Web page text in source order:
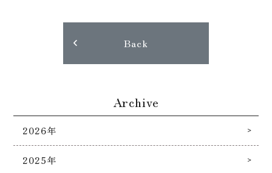
Back
Archive
2026年
2025年